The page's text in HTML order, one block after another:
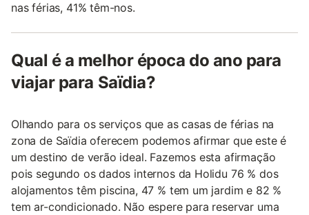
nas férias, 41% têm-nos.
Qual é a melhor época do ano para
viajar para Saïdia?
Olhando para os serviços que as casas de férias na
zona de Saïdia oferecem podemos afirmar que este é
um destino de verão ideal. Fazemos esta afirmação
pois segundo os dados internos da Holidu 76 % dos
alojamentos têm piscina, 47 % tem um jardim e 82 %
tem ar-condicionado. Não espere para reservar uma